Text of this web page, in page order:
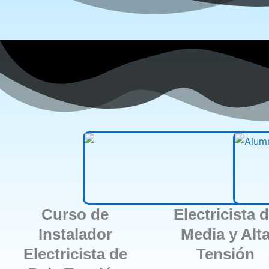
Curso de
Instalador
Electricista de
Electricista
Media y
Tensión